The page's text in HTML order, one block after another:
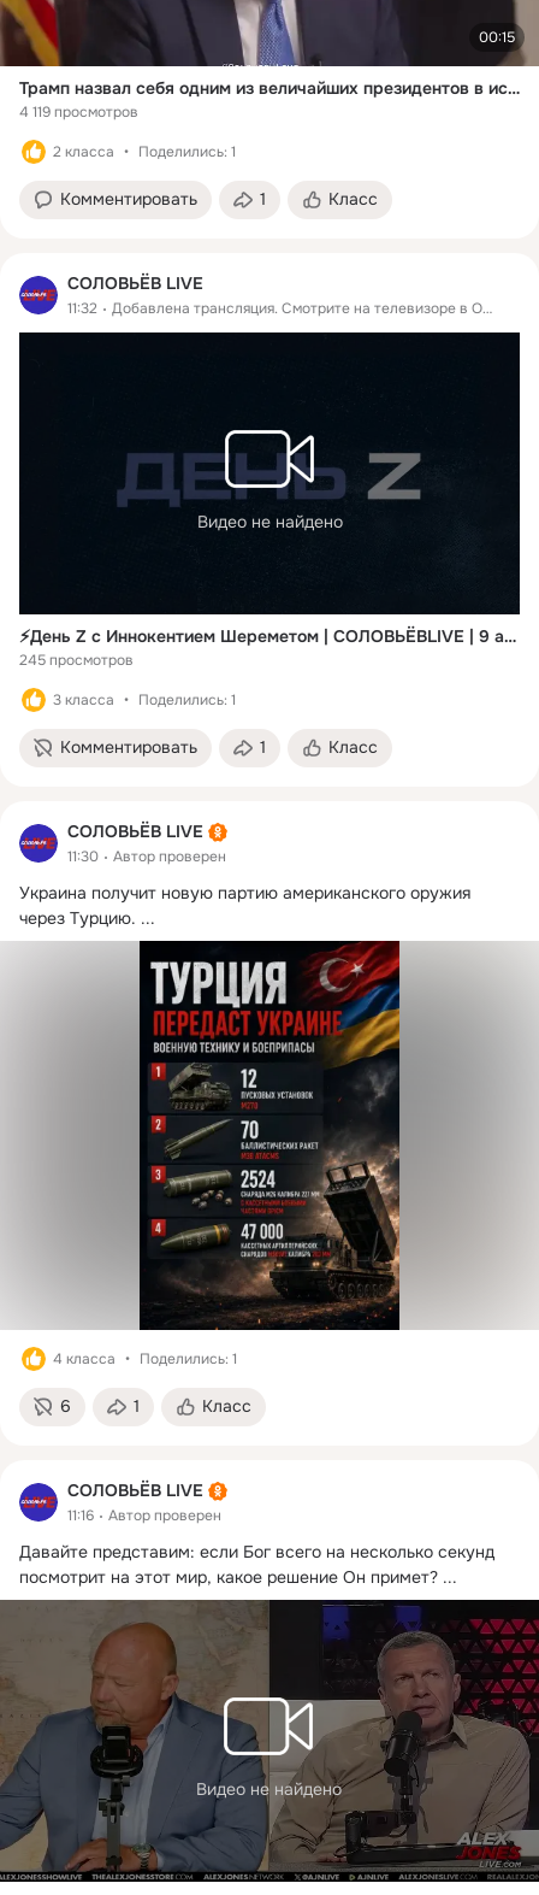
00:15
Трамп назвал себя одним из величайших президентов в истории
4 119 просмотров
2 класса Поделились: 1
Комментировать 1 Класс
СОЛОВЬЁВ LIVE
11:32 Добавлена трансляция. Смотрите на телевизоре в ОК Видео
Видео не найдено
⚡️День Z с Иннокентием Шереметом | СОЛОВЬЁВLIVE | 9 августа 2026 года
245 просмотров
3 класса Поделились: 1
Комментировать 1 Класс
СОЛОВЬЁВ LIVE
11:30 Автор проверен
Украина получит новую партию американского оружия
через Турцию. ...
4 класса Поделились: 1
6 1 Класс
СОЛОВЬЁВ LIVE
11:16 Автор проверен
Давайте представим: если Бог всего на несколько секунд
посмотрит на этот мир, какое решение Он примет? ...
Видео не найдено